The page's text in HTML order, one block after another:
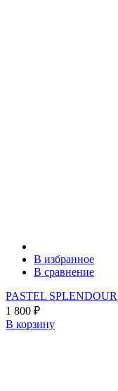
В избранное
В сравнение
PASTEL SPLENDOUR
1 800 ₽
В корзину